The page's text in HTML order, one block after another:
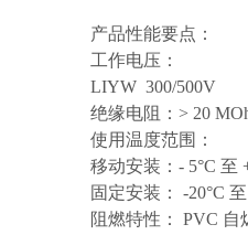
产品性能要点：
工作电压：
LIYW 300/500V
绝缘电阻： > 20
使用温度范围：
移动安装： - 5°C 至
固定安装：
-20°C
阻燃特性：
PVC 自